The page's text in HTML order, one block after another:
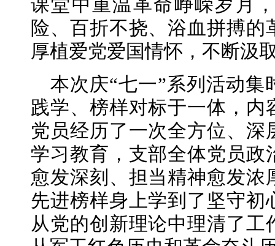
课堂中重温革命峥嵘岁月
险、百折不挠、浴血拼搏
厚植爱党爱国情怀，不断汲
本次庆“七一”系列活动
践学、榜样对标于一体，
党员经历了一次全方位、
学习教育，支部全体党员
愈发深刻、担当精神愈发
先进榜样身上学到了坚守
从党的创新理论中理清了